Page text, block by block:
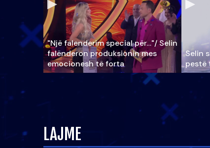
"Një falenderim special për…"/ Selin
falënderon produksionin mes
emocionesh të forta
Selin
pestë
LAJME